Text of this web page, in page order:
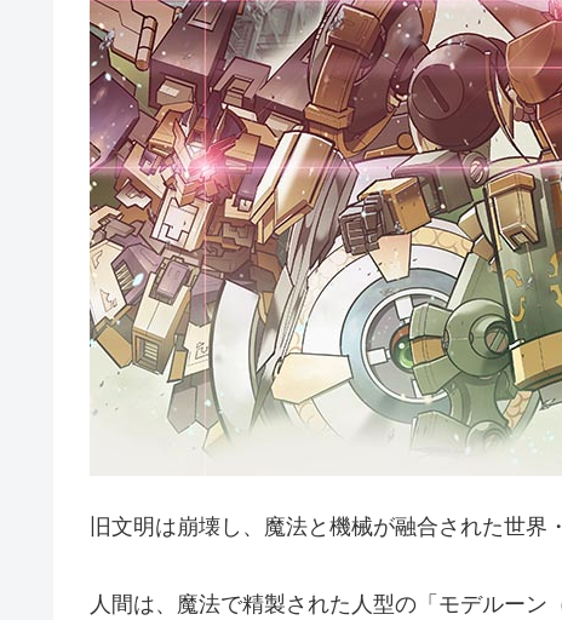
旧文明は崩壊し、魔法と機械が融合された世界
人間は、魔法で精製された人型の「モデルー